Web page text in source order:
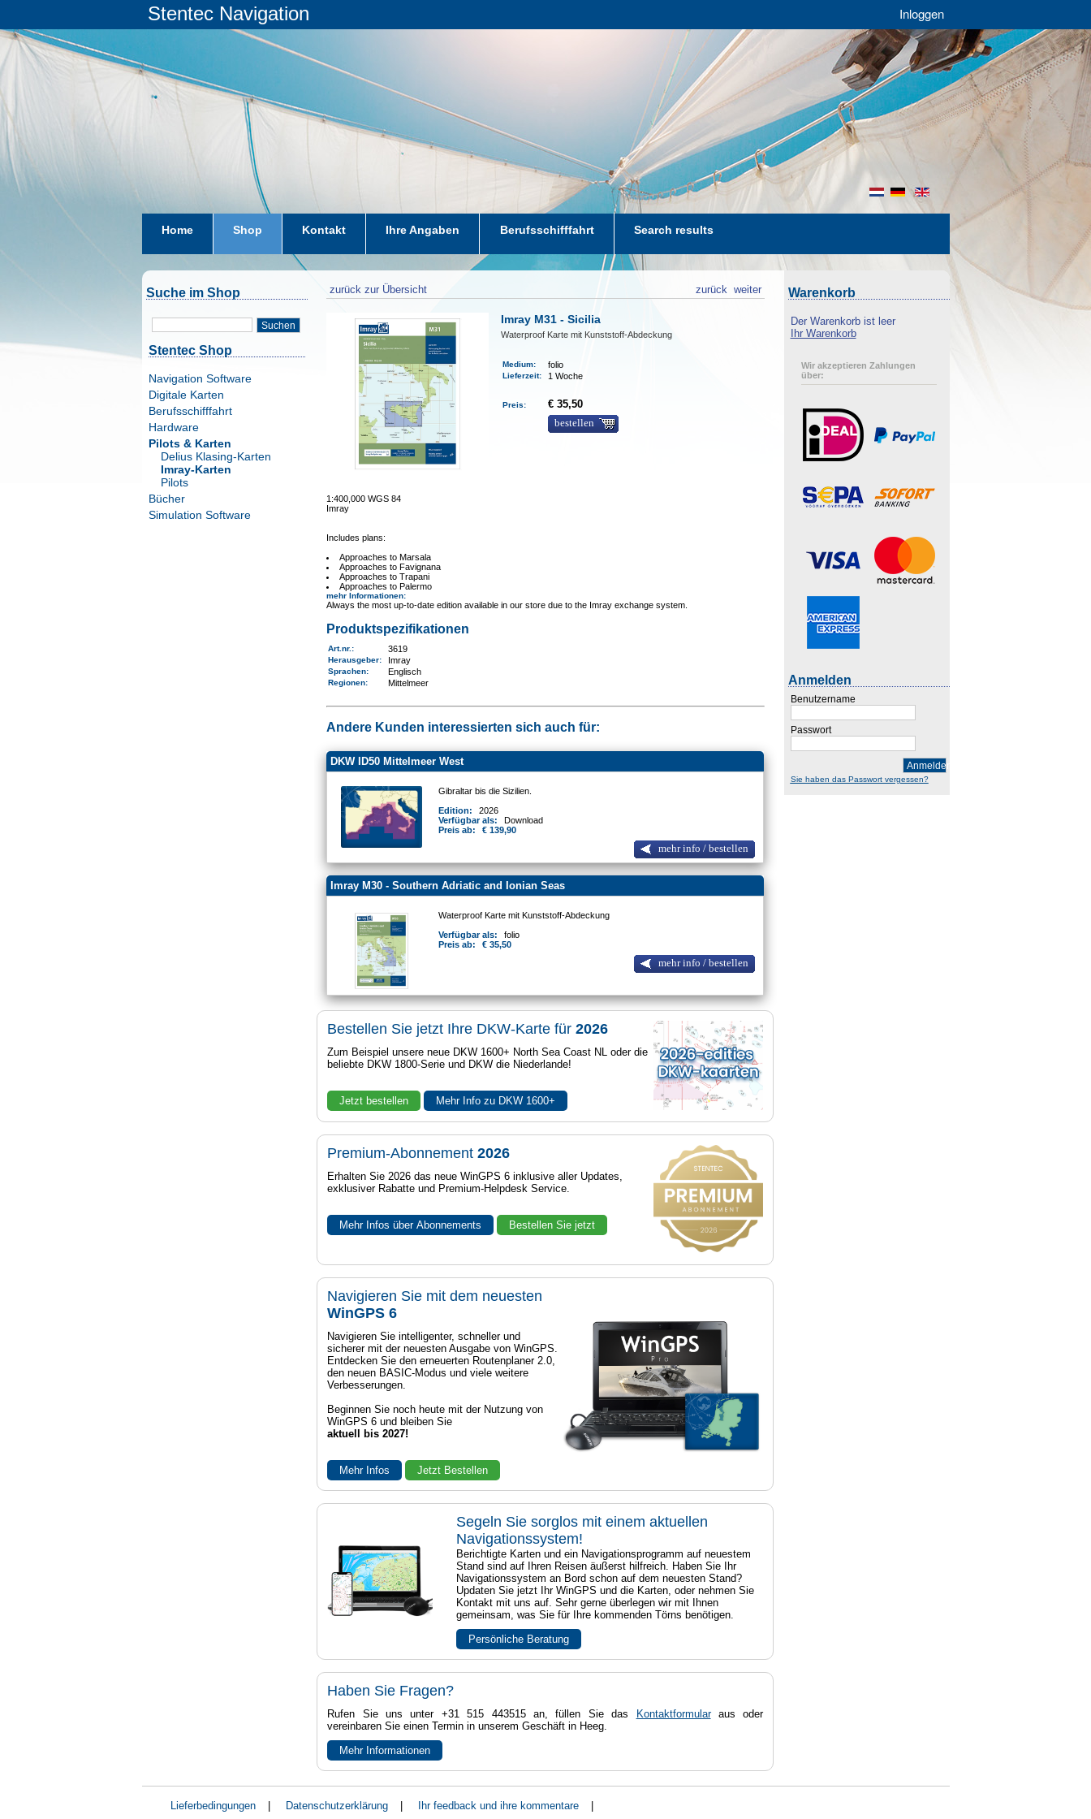
Stentec Navigation Inloggen
en
de
nl
Home Shop Kontakt Ihre Angaben Berufsschifffahrt Search results
Suche im Shop
Suchen
Stentec Shop
Navigation Software
Digitale Karten
Berufsschifffahrt
Hardware
Pilots & Karten
Delius Klasing-Karten
Imray-Karten
Pilots
Bücher
Simulation Software
zurück zur Übersicht weiter
zurück
Imray M31 - Sicilia
Waterproof Karte mit Kunststoff-Abdeckung
Medium: folio
Lieferzeit: 1 Woche
Preis:
€ 35,50
bestellen
1:400,000 WGS 84
Imray
Includes plans:
Approaches to Marsala
Approaches to Favignana
Approaches to Trapani
Approaches to Palermo
mehr Informationen:
Always the most up-to-date edition available in our store due to the Imray exchange system.
Produktspezifikationen
Art.nr. : 3619
Herausgeber: Imray
Sprachen: Englisch
Regionen: Mittelmeer
Andere Kunden interessierten sich auch für:
DKW ID50 Mittelmeer West
Gibraltar bis die Sizilien.
Edition:
2026
Verfügbar als:
Download
Preis ab:
€ 139,90
mehr info / bestellen
Imray M30 - Southern Adriatic and Ionian Seas
Waterproof Karte mit Kunststoff-Abdeckung
Verfügbar als:
folio
Preis ab:
€ 35,50
mehr info / bestellen
Bestellen Sie jetzt Ihre DKW-Karte für2026
Zum Beispiel unsere neue DKW 1600+ North Sea Coast NL oder die
beliebte DKW 1800-Serie und DKW die Niederlande!
Jetzt bestellen Mehr Info zu DKW 1600+
Premium-Abonnement2026
Erhalten Sie 2026 das neue WinGPS 6 inklusive aller Updates,
exklusiver Rabatte und Premium-Helpdesk Service.
Mehr Infos über Abonnements Bestellen Sie jetzt
Navigieren Sie mit dem neuesten
WinGPS 6
Navigieren Sie intelligenter, schneller und
sicherer mit der neuesten Ausgabe von WinGPS.
Entdecken Sie den erneuerten Routenplaner 2.0,
den neuen BASIC-Modus und viele weitere
Verbesserungen.
Beginnen Sie noch heute mit der Nutzung von
WinGPS 6 und bleiben Sie
aktuell bis 2027!
Mehr Infos Jetzt Bestellen
Segeln Sie sorglos mit einem aktuellen
Navigationssystem!
Berichtigte Karten und ein Navigationsprogramm auf neuestem
Stand sind auf Ihren Reisen äußerst hilfreich. Haben Sie Ihr
Navigationssystem an Bord schon auf dem neuesten Stand?
Updaten Sie jetzt Ihr WinGPS und die Karten, oder nehmen Sie
Kontakt mit uns auf. Sehr gerne überlegen wir mit Ihnen
gemeinsam, was Sie für Ihre kommenden Törns benötigen.
Persönliche Beratung
Haben Sie Fragen?
Rufen Sie uns unter +31 515 443515 an, füllen Sie das Kontaktformularaus oder
vereinbaren Sie einen Termin in unserem Geschäft in Heeg.
Mehr Informationen
Warenkorb
Der Warenkorb ist leer
Ihr Warenkorb
Wir akzeptieren Zahlungen
über:
Anmelden
Benutzername
Passwort
Anmelden
Sie haben das Passwort vergessen?
Lieferbedingungen | Datenschutzerklärung | Ihr feedback und ihre kommentare |